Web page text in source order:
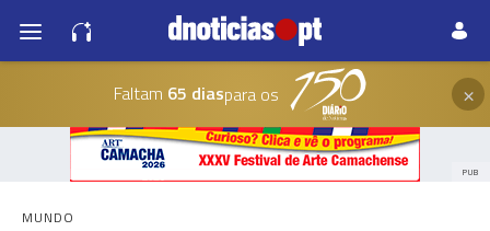
Faltam 65 diaspara os ×
PUB
MUNDO